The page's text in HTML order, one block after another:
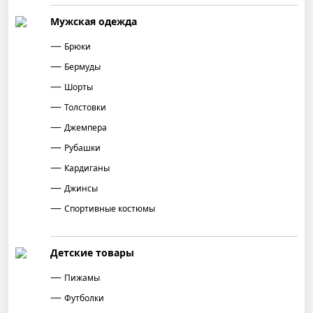
Мужская одежда
Брюки
Бермуды
Шорты
Толстовки
Джемпера
Рубашки
Кардиганы
Джинсы
Спортивные костюмы
Детские товары
Пижамы
Футболки